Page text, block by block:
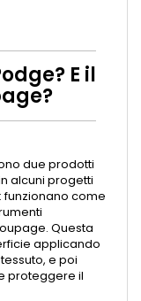
E il
due prodotti
alcuni progetti
come
Questa
applicando
e poi
proteggere il